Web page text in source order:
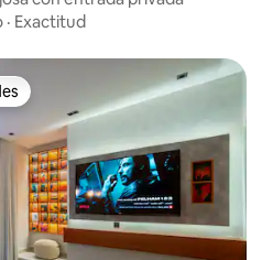
· Exactitud